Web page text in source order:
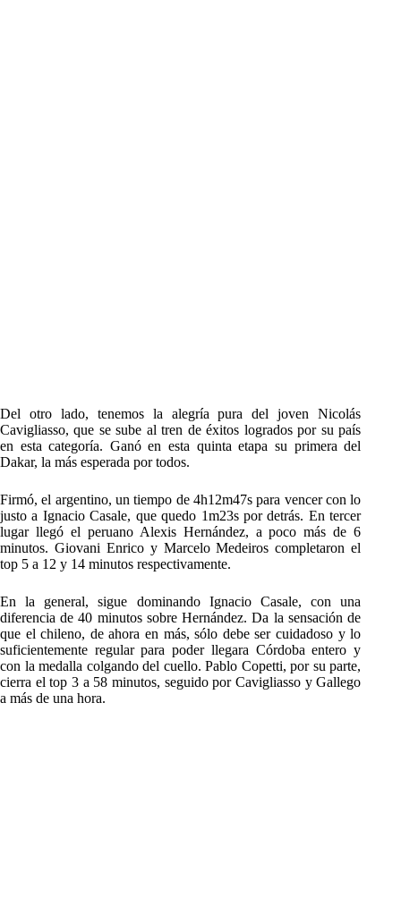
Del otro lado, tenemos la alegría pura del joven Nicolás
Cavigliasso, que se sube al tren de éxitos logrados por su país
en esta categoría. Ganó en esta quinta etapa su primera del
Dakar, la más esperada por todos.
Firmó, el argentino, un tiempo de 4h12m47s para vencer con lo
justo a Ignacio Casale, que quedo 1m23s por detrás. En tercer
lugar llegó el peruano Alexis Hernández, a poco más de 6
minutos. Giovani Enrico y Marcelo Medeiros completaron el
top 5 a 12 y 14 minutos respectivamente.
En la general, sigue dominando Ignacio Casale, con una
diferencia de 40 minutos sobre Hernández. Da la sensación de
que el chileno, de ahora en más, sólo debe ser cuidadoso y lo
suficientemente regular para poder llegara Córdoba entero y
con la medalla colgando del cuello. Pablo Copetti, por su parte,
cierra el top 3 a 58 minutos, seguido por Cavigliasso y Gallego
a más de una hora.